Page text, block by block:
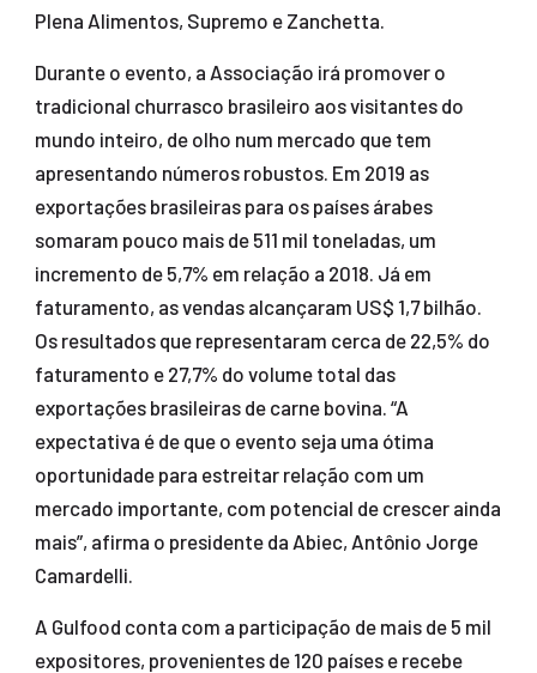
Plena Alimentos, Supremo e Zanchetta.
Durante o evento, a Associação irá promover o
tradicional churrasco brasileiro aos visitantes do
mundo inteiro, de olho num mercado que tem
apresentando números robustos. Em 2019 as
exportações brasileiras para os países árabes
somaram pouco mais de 511 mil toneladas, um
incremento de 5,7% em relação a 2018. Já em
faturamento, as vendas alcançaram US$ 1,7 bilhão.
Os resultados que representaram cerca de 22,5% do
faturamento e 27,7% do volume total das
exportações brasileiras de carne bovina. “A
expectativa é de que o evento seja uma ótima
oportunidade para estreitar relação com um
mercado importante, com potencial de crescer ainda
mais”, afirma o presidente da Abiec, Antônio Jorge
Camardelli.
A Gulfood conta com a participação de mais de 5 mil
expositores, provenientes de 120 países e recebe